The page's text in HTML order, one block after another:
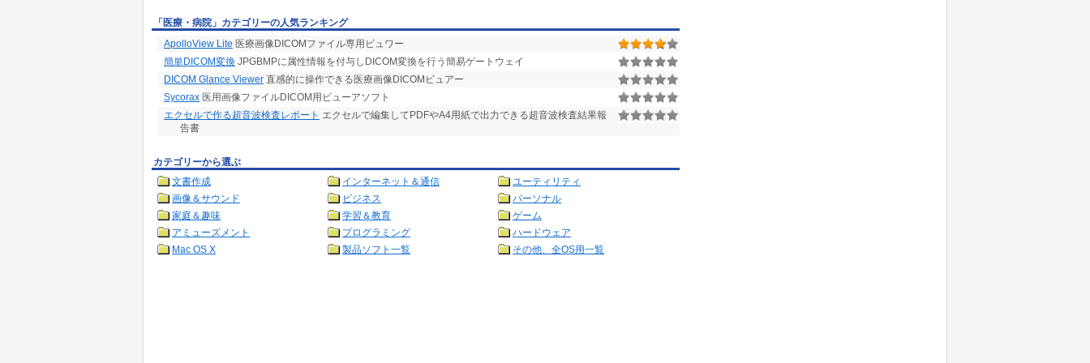
「医療・病院」カテゴリーの人気ランキング
ApolloView Lite 医療画像DICOMファイル専用ビュワー
簡単DICOM変換 JPGBMPに属性情報を付与しDICOM変換を行う簡易ゲートウェイ
DICOM Glance Viewer 直感的に操作できる医療画像DICOMビュアー
Sycorax 医用画像ファイルDICOM用ビューアソフト
エクセルで作る超音波検査レポート エクセルで編集してPDFやA4用紙で出力できる超音波検査結果報
告書
カテゴリーから選ぶ
文書作成
インターネット＆通信
ユーティリティ
画像＆サウンド
ビジネス
パーソナル
家庭＆趣味
学習＆教育
ゲーム
アミューズメント
プログラミング
ハードウェア
Mac OS X
製品ソフト一覧 その他、全OS用一覧